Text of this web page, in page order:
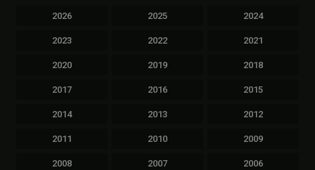
2026 2025 2024
2023 2022 2021
2020 2019 2018
2017 2016 2015
2014 2013 2012
2011 2010 2009
2008 2007 2006